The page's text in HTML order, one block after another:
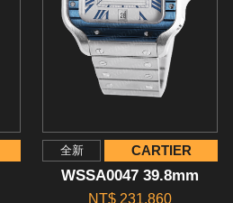
全新 CARTIER
WSSA0047 39.8mm
NT$ 231,860